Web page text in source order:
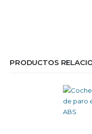
PRODUCTOS